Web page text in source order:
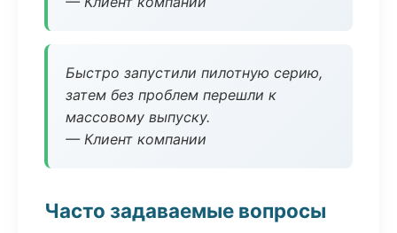
Быстро запустили пилотную серию,
затем без проблем перешли к
массовому выпуску.
— Клиент компании
Часто задаваемые вопросы